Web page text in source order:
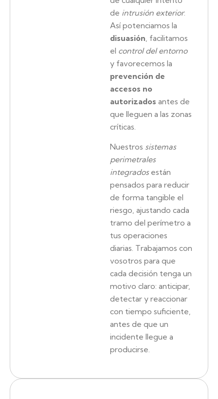
de intrusión exterior.
Así potenciamos la
disuasión, facilitamos
el control del entorno
y favorecemos la
prevención de
accesos no
autorizados antes de
que lleguen a las zonas
críticas.
Nuestros sistemas
perimetrales
integradosestán
pensados para reducir
de forma tangible el
riesgo, ajustando cada
tramo del perímetro a
tus operaciones
diarias. Trabajamos con
vosotros para que
cada decisión tenga un
motivo claro: anticipar,
detectar y reaccionar
con tiempo suficiente,
antes de que un
incidente llegue a
producirse.